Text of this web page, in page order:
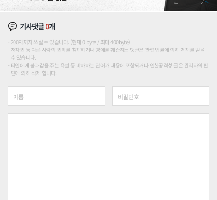
기사댓글0개
200자까지 쓰실 수 있습니다. (현재 0 byte / 최대 400byte)
저작권 등 다른 사람의 권리를 침해하거나 명예를 훼손하는 댓글은 관련 법률에 의해 제재를 받을
수 있습니다.
타인에게 불쾌감을 주는 욕설 등 비하하는 단어가 내용에 포함되거나 인신공격성 글은 관리자의 판
단에 의해 삭제 합니다.